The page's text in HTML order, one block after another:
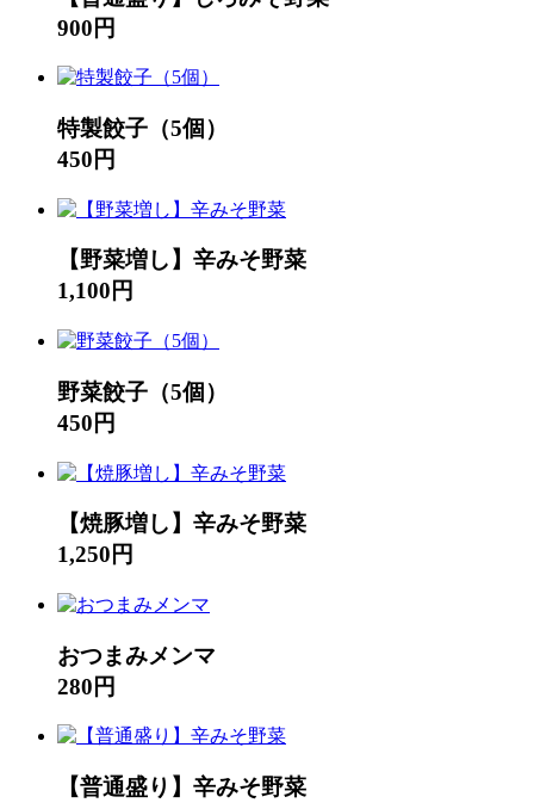
900円
特製餃子（5個）
450円
【野菜増し】辛みそ野菜
1,100円
野菜餃子（5個）
450円
【焼豚増し】辛みそ野菜
1,250円
おつまみメンマ
280円
【普通盛り】辛みそ野菜